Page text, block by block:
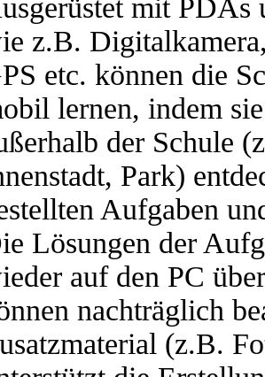
mit PDAs
z.B.
etc. können die
lernen, indem
der Schule
Park)
Aufgaben
Lösungen der
auf den PC
nachträglich
(z.B.